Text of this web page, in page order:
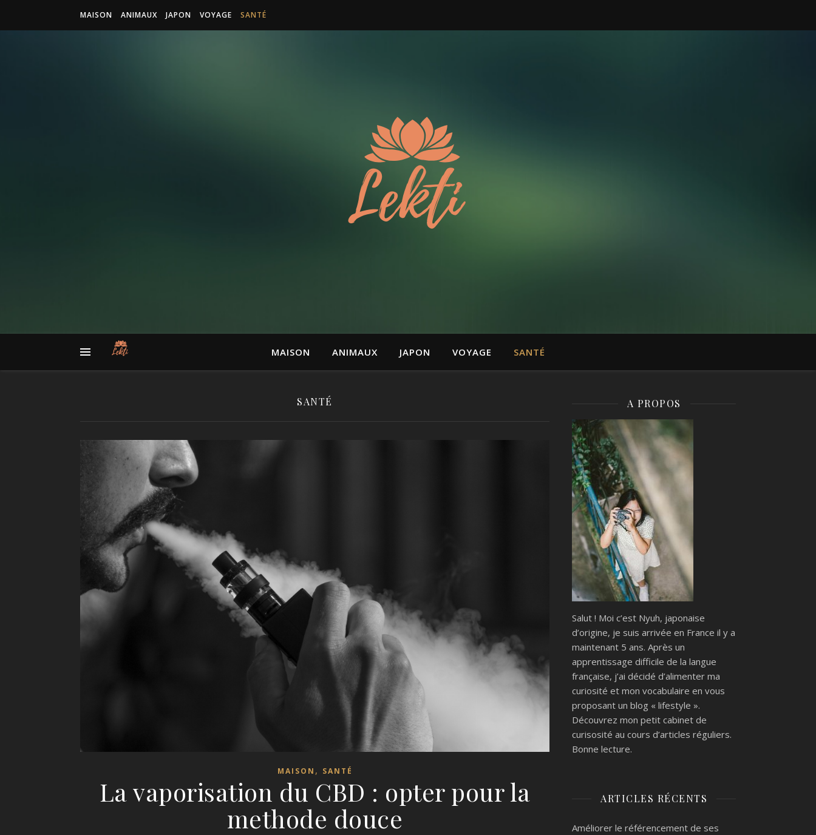
MAISON ANIMAUX JAPON VOYAGE SANTÉ
MAISON ANIMAUX JAPON VOYAGE SANTÉ
SANTÉ
MAISON , SANTÉ
La vaporisation du CBD : opter pour la
methode douce
A PROPOS
Salut ! Moi c’est Nyuh, japonaise
d’origine, je suis arrivée en France il y a
maintenant 5 ans. Après un
apprentissage difficile de la langue
française, j’ai décidé d’alimenter ma
curiosité et mon vocabulaire en vous
proposant un blog « lifestyle ».
Découvrez mon petit cabinet de
curisosité au cours d’articles réguliers.
Bonne lecture.
ARTICLES RÉCENTS
Améliorer le référencement de ses